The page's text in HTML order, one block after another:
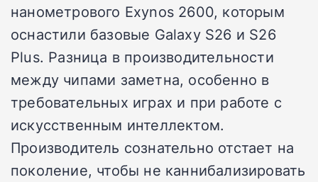
нанометрового Exynos 2600, которым
оснастили базовые Galaxy S26 и S26
Plus. Разница в производительности
между чипами заметна, особенно в
требовательных играх и при работе с
искусственным интеллектом.
Производитель сознательно отстает на
поколение, чтобы не каннибализировать